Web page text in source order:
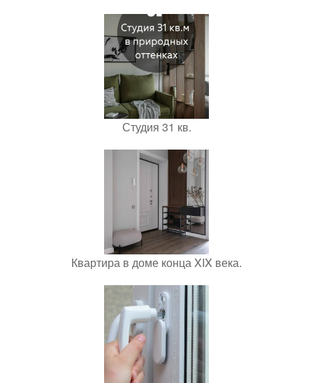
Студия 31 кв.
Квартира в доме конца XIX века.